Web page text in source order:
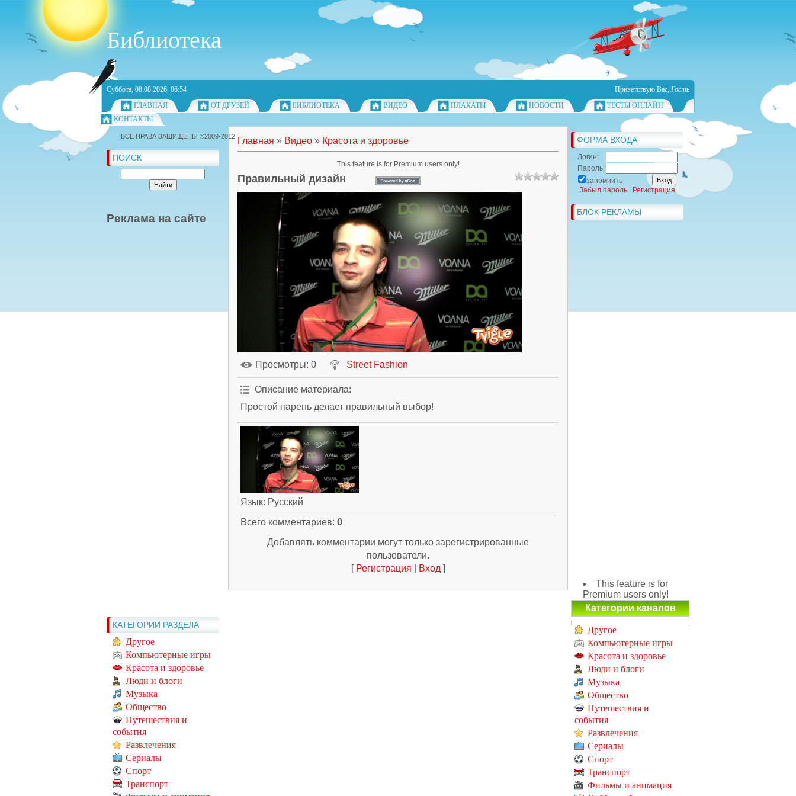
Библиотека
Суббота, 08.08.2026, 06:54 Приветствую Вас, Гость
ГЛАВНАЯ
ОТ ДРУЗЕЙ БИБЛИОТЕКА ВИДЕО ПЛАКАТЫ НОВОСТИ
ТЕСТЫ ОНЛАЙН
КОНТАКТЫ
ПОИСК
Реклама на сайте
КАТЕГОРИИ РАЗДЕЛА
Другое
Компьютерные игры
Красота и здоровье
Люди и блоги
Музыка
Общество
Путешествия и
события
Развлечения
Сериалы
Спорт
Транспорт
Главная » Видео » Красота и здоровье
Правильный дизайн
Просмотры: 0 Street Fashion
Описание материала:
Простой парень делает правильный выбор!
Язык: Русский
Всего комментариев: 0
Добавлять комментарии могут только зарегистрированные
пользователи.
[ Регистрация Вход ]
ФОРМА ВХОДА
Логин:
Пароль:
запомнить
Забыл пароль
Регистрация
БЛОК РЕКЛАМЫ
This feature is for
Premium users only!
Категории каналов
Другое
Компьютерные игры
Красота и здоровье
Люди и блоги
Музыка
Общество
Путешествия и
события
Развлечения
Сериалы
Спорт
Транспорт
Фильмы и анимация
ВСЕ ПРАВА ЗАЩИЩЕНЫ ©2009-2012
This feature is for Premium users only!